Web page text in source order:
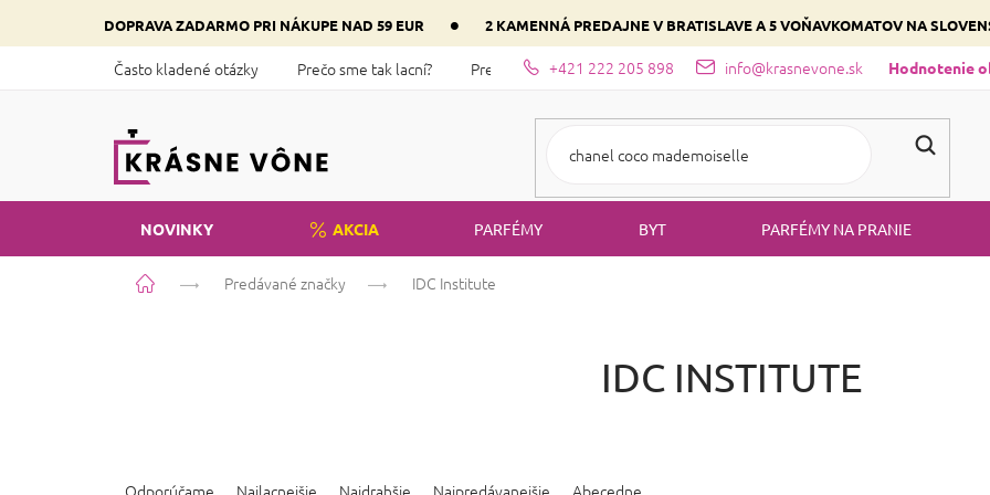
obsah
DOPRAVA ZADARMO PRI NÁKUPE NAD 59 EUR • 2 KAMENNÁ PREDAJNE V BRATISLAVE A 5 VOŇAVKOMATOV NA
+421 222 205 898 info@krasnevone.sk Hodnotenie
Často kladené otázky Prečo sme tak lacní? Predajne Zloženie parfémov a druhy vôní Vyberte si podľa
NOVINKY AKCIA PARFÉMY BYT PARFÉMY NA PRANIE
Domov Predávané značky IDC Institute
IDC INSTITUTE
Odporúčame Najlacnejšie Najdrahšie Najpredávanejšie Abecedne